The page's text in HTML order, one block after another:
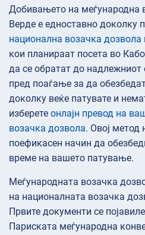
Добивањето на меѓународна
Верде е едноставно доколку
национална возачка дозвола
кои планираат посета во
да се обратат до надлежниот
пред поаѓање за да
доколку веќе патувате и
изберете онлајн превод на
возачка дозвола. Овој метод
поефикасен начин да
време на вашето патување.
Меѓународната возачка
на националната возачка
Првите документи се
Париската меѓународна